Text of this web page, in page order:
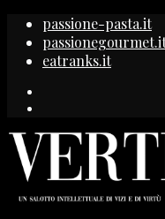
passione-pasta.it
eatranks.it